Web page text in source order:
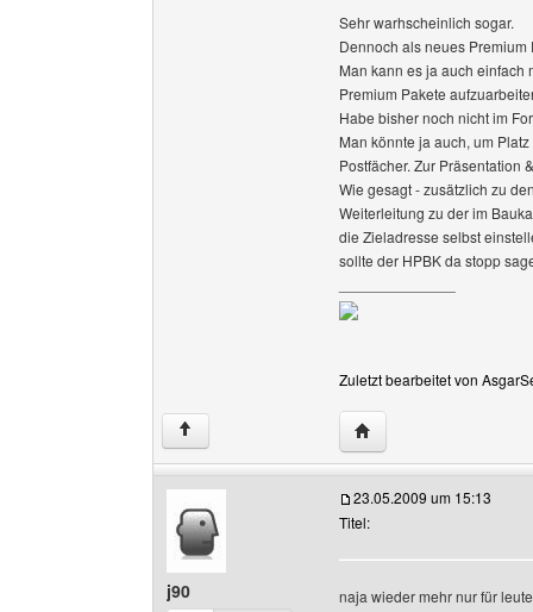
Sehr warhscheinlich sogar.
Dennoch als neues
Man kann es ja auch einfach
Premium Pakete
Habe bisher noch nicht im
Man könnte ja auch, um
Postfächer. Zur Präsentation
Wie gesagt - zusätzlich zu
Weiterleitung zu der im
die Zieladresse selbst
sollte der HPBK da stopp
Zuletzt bearbeitet von
↑ Website dieses
j90
23.05.2009 um 15:13
Titel:
naja wieder mehr nur für